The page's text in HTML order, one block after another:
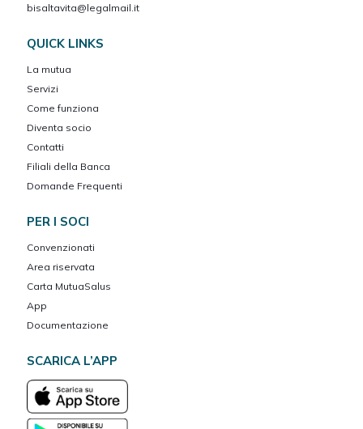
bisaltavita@legalmail.it
QUICK LINKS
La mutua
Servizi
Come funziona
Diventa socio
Contatti
Filiali della Banca
Domande Frequenti
PER I SOCI
Convenzionati
Area riservata
Carta MutuaSalus
App
Documentazione
SCARICA L’APP